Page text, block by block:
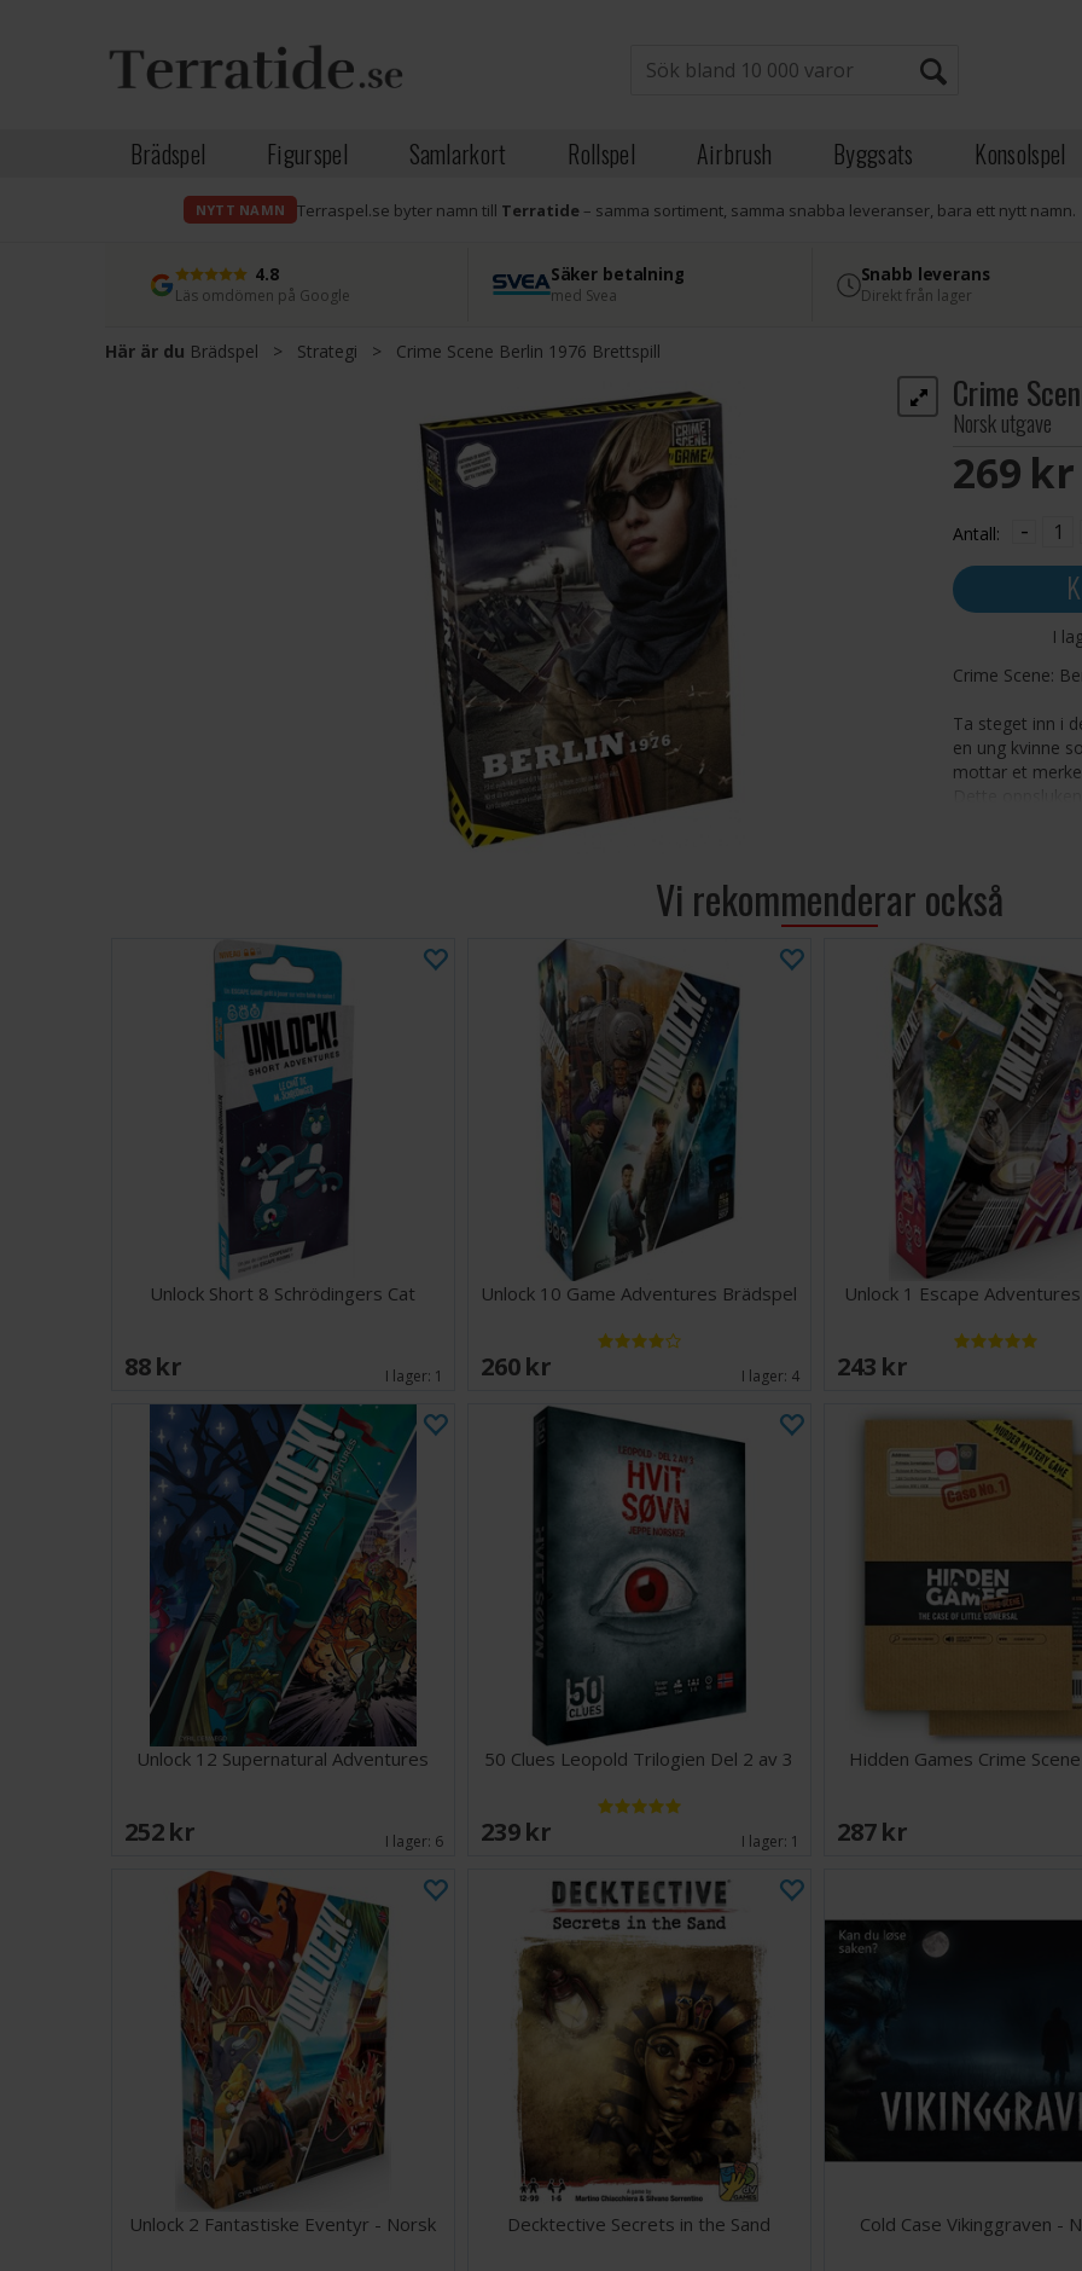
Brädspel Figurspel Samlarkort Rollspel Airbrush Byggsats Konsolspel
NYTT NAMN Terraspel.se byter namn till Terratide– samma sortiment, samma snabba leveranser, bara ett nytt namn.
4.8
Läs omdömen på Google
Säker betalning
med Svea
Snabb leverans
Direkt från lager
Här är du Brädspel > Strategi > Crime Scene Berlin 1976 Brettspill
Crime
Norsk utgave
269 SEK
Antall: -
I
Crime Scene:
Ta steget inn i
en ung kvinne
mottar et
Dette
Hvert spill er
Tuominen, og
dine
dypere inn i
løsning på
Bli
Løs
Oppdag
Ideelt for
Vil du avdekke
Finn
Antall spillere: 1-4
Alder: 18+
Spilletid: 120
Vi rekommenderar också
Unlock Short 8 Schrödingers Cat
88 SEK I lager: 1
Unlock 10 Game Adventures Brädspel
260 SEK I lager: 4
Unlock 1 Escape
243 SEK
Unlock 12 Supernatural Adventures
252 SEK I lager: 6
50 Clues Leopold Trilogien Del 2 av 3
239 SEK I lager: 1
Hidden Games Crime Scene
287 SEK
Unlock 2 Fantastiske Eventyr - Norsk Decktective Secrets in the Sand Cold Case Vikinggraven -